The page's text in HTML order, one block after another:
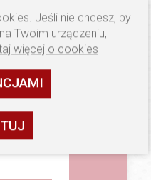
cm
Jeśli nie chcesz, by
Twoim urządzeniu,
więcej o cookies